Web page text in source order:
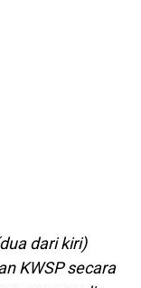
dari kiri)
KWSP secara